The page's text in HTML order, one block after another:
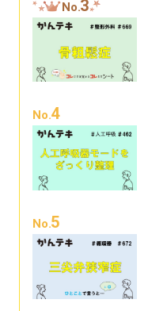
No.3
No.4
No.5